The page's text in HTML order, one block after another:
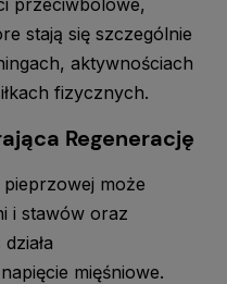
stają się szczególnie
aktywnościach
fizycznych.
Regenerację
może
i stawów oraz
mięśniowe.